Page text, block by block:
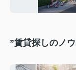
”賃貸探しのノ